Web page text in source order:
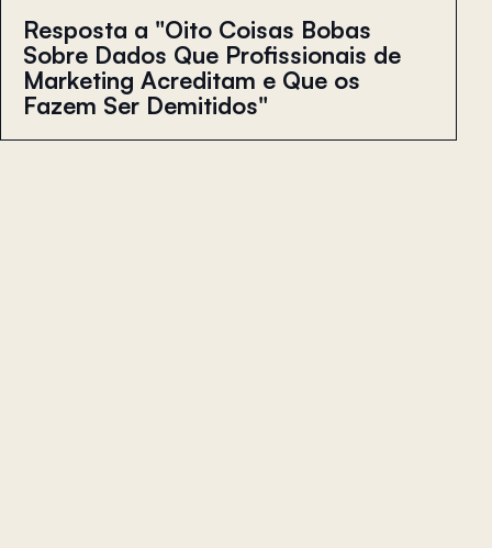
Resposta a "Oito Coisas Bobas
Sobre Dados Que Profissionais de
Marketing Acreditam e Que os
Fazem Ser Demitidos"